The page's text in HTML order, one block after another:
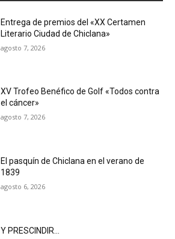
Entrega de premios del «XX Certamen
Literario Ciudad de Chiclana»
agosto 7, 2026
XV Trofeo Benéfico de Golf «Todos contra
el cáncer»
agosto 7, 2026
El pasquín de Chiclana en el verano de
1839
agosto 6, 2026
Y PRESCINDIR…